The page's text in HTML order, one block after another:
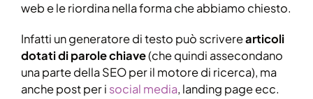
web e le riordina nella forma che abbiamo chiesto.
Infatti un generatore di testo può scriverearticoli
dotati di parole chiave(che quindi assecondano
una parte della SEO per il motore di ricerca), ma
anche post per i social media, landing page ecc.